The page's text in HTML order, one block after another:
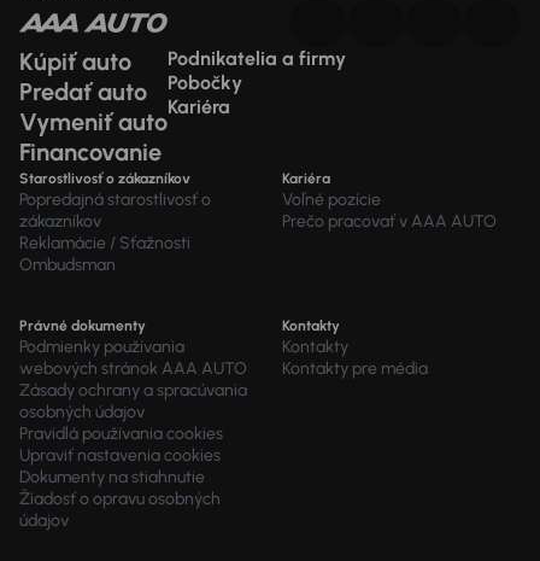
Kúpiť auto
Predať auto
Vymeniť auto
Financovanie
Podnikatelia a firmy
Pobočky
Kariéra
Starostlivosť o zákazníkov
Popredajná starostlivosť o
zákazníkov
Reklamácie / Sťažnosti
Ombudsman
Kariéra
Voľné pozície
Prečo pracovať v AAA AUTO
Právné dokumenty
Podmienky používania
webových stránok AAA AUTO
Zásady ochrany a spracúvania
osobných údajov
Pravidlá používania cookies
Upraviť nastavenia cookies
Dokumenty na stiahnutie
Žiadosť o opravu osobných
údajov
Kontakty
Kontakty
Kontakty pre média